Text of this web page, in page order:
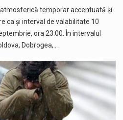
temporar accentuată și
ca și interval de valabilitate 10
ora 23:00. În intervalul
Dobrogea,…